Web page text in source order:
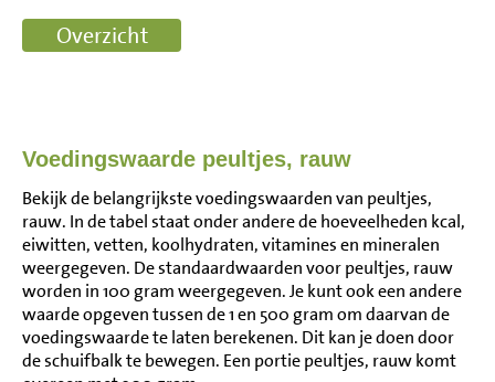
Voedingswaarde peultjes, rauw
Bekijk de belangrijkste voedingswaarden van peultjes,
rauw. In de tabel staat onder andere de hoeveelheden kcal,
eiwitten, vetten, koolhydraten, vitamines en mineralen
weergegeven. De standaardwaarden voor peultjes, rauw
worden in 100 gram weergegeven. Je kunt ook een andere
waarde opgeven tussen de 1 en 500 gram om daarvan de
voedingswaarde te laten berekenen. Dit kan je doen door
de schuifbalk te bewegen. Een portie peultjes, rauw komt